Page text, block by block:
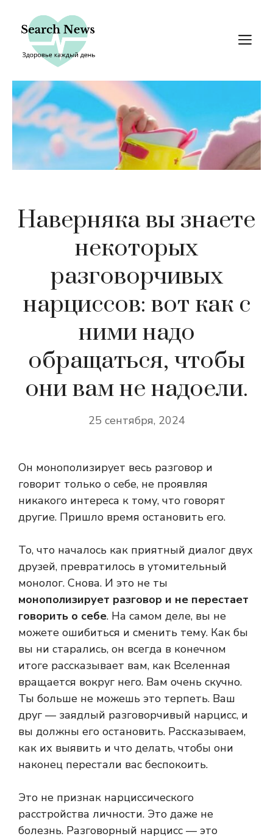
содержимому
Наверняка вы знаете
некоторых
разговорчивых
нарциссов: вот как с
ними надо
обращаться, чтобы
они вам не надоели.
25 сентября, 2024
Он монополизирует весь разговор и
говорит только о себе, не проявляя
никакого интереса к тому, что говорят
другие. Пришло время остановить его.
То, что началось как приятный диалог двух
друзей, превратилось в утомительный
монолог. Снова. И это не ты
монополизирует разговор и не перестает
говорить о себе. На самом деле, вы не
можете ошибиться и сменить тему. Как бы
вы ни старались, он всегда в конечном
итоге рассказывает вам, как Вселенная
вращается вокруг него. Вам очень скучно.
Ты больше не можешь это терпеть. Ваш
друг — заядлый разговорчивый нарцисс, и
вы должны его остановить. Рассказываем,
как их выявить и что делать, чтобы они
наконец перестали вас беспокоить.
Это не признак нарциссического
расстройства личности. Это даже не
болезнь. Разговорный нарцисс — это